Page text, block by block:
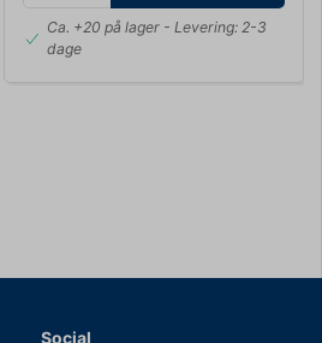
Ca. +20 på lager- Levering: 2-3
dage
Social